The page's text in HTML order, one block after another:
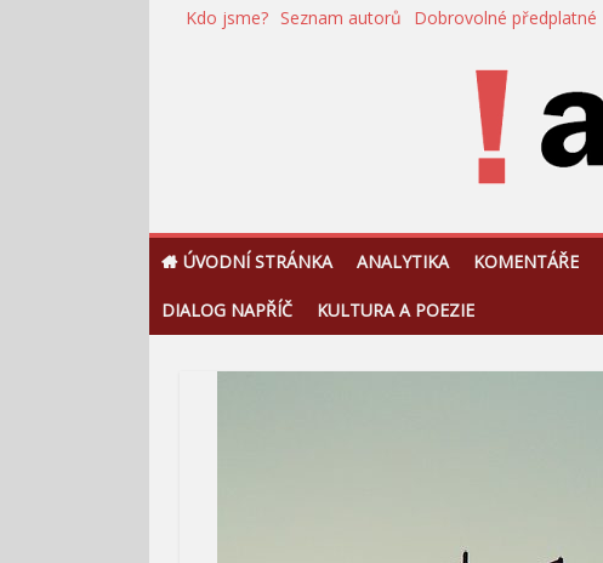
PřeskočitKdo jsme? Seznam autorů Dobrovolné předplatné
!Argument
ÚVODNÍ STRÁNKA ANALYTIKA KOMENTÁŘE
DIALOG NAPŘÍČ KULTURA A POEZIE